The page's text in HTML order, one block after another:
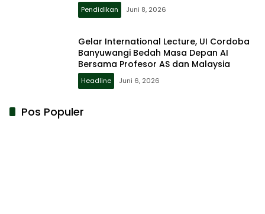
Pendidikan Juni 8, 2026
Gelar International Lecture, UI Cordoba
Banyuwangi Bedah Masa Depan AI
Bersama Profesor AS dan Malaysia
Headline Juni 6, 2026
Pos Populer